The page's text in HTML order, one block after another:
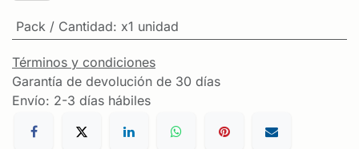
Pack / Cantidad: x1 unidad
Términos y condiciones
Garantía de devolución de 30 días
Envío: 2-3 días hábiles